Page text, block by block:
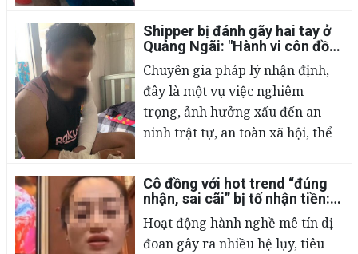
việc này đã có dấu hiệu vi phạm
pháp luật hình sự.
02/03/2023
Shipper bị đánh gãy hai tay ở
Quảng Ngãi: "Hành vi côn đồ,
có thể khởi tố vụ án hình sự"
Chuyên gia pháp lý nhận định,
đây là một vụ việc nghiêm
trọng, ảnh hưởng xấu đến an
ninh trật tự, an toàn xã hội, thể
luật, xâm phạm đến sức khỏe,
tính mạng của người khác.02/03/2023
Cô đồng với hot trend “đúng
nhận, sai cãi” bị tố nhận tiền:
Nếu thật, liệu có cấu thành tội
lừa đảo?
Hoạt động hành nghề mê tín dị
đoan gây ra nhiều hệ lụy, tiêu